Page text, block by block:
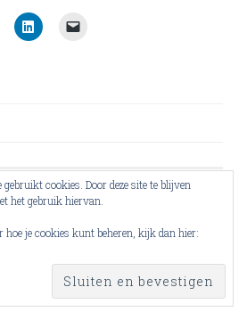
cookies. Door deze site te blijven
het gebruik hiervan.
hoe je cookies kunt beheren, kijk dan hier: